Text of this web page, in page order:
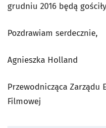
grudniu 2016 będą
Pozdrawiam serdecznie,
Agnieszka Holland
Przewodnicząca Zarządu
Filmowej